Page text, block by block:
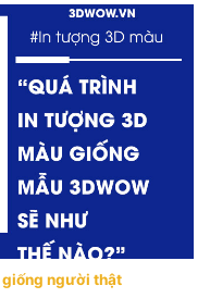
giống người thật